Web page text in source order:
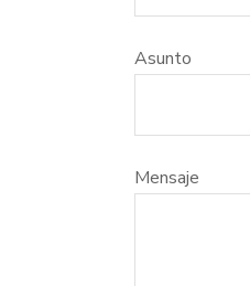
Asunto
Mensaje